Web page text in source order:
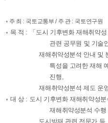
◦ 주 최 : 국토교통부/ 주 관 : 국토연구원
◦ 목 적 : 「 도시 기후변화 재해취약
관련 공무원 및 기술
재해취약성분석 안내 및 분석
특성을 고려한 재해
진행 ,
재해취약성분석 제도 운영 및
◦ 대 상 : 도시 기후변화 재해취약성
재해취약성분석 수행
도시방재 관련 전문가 등